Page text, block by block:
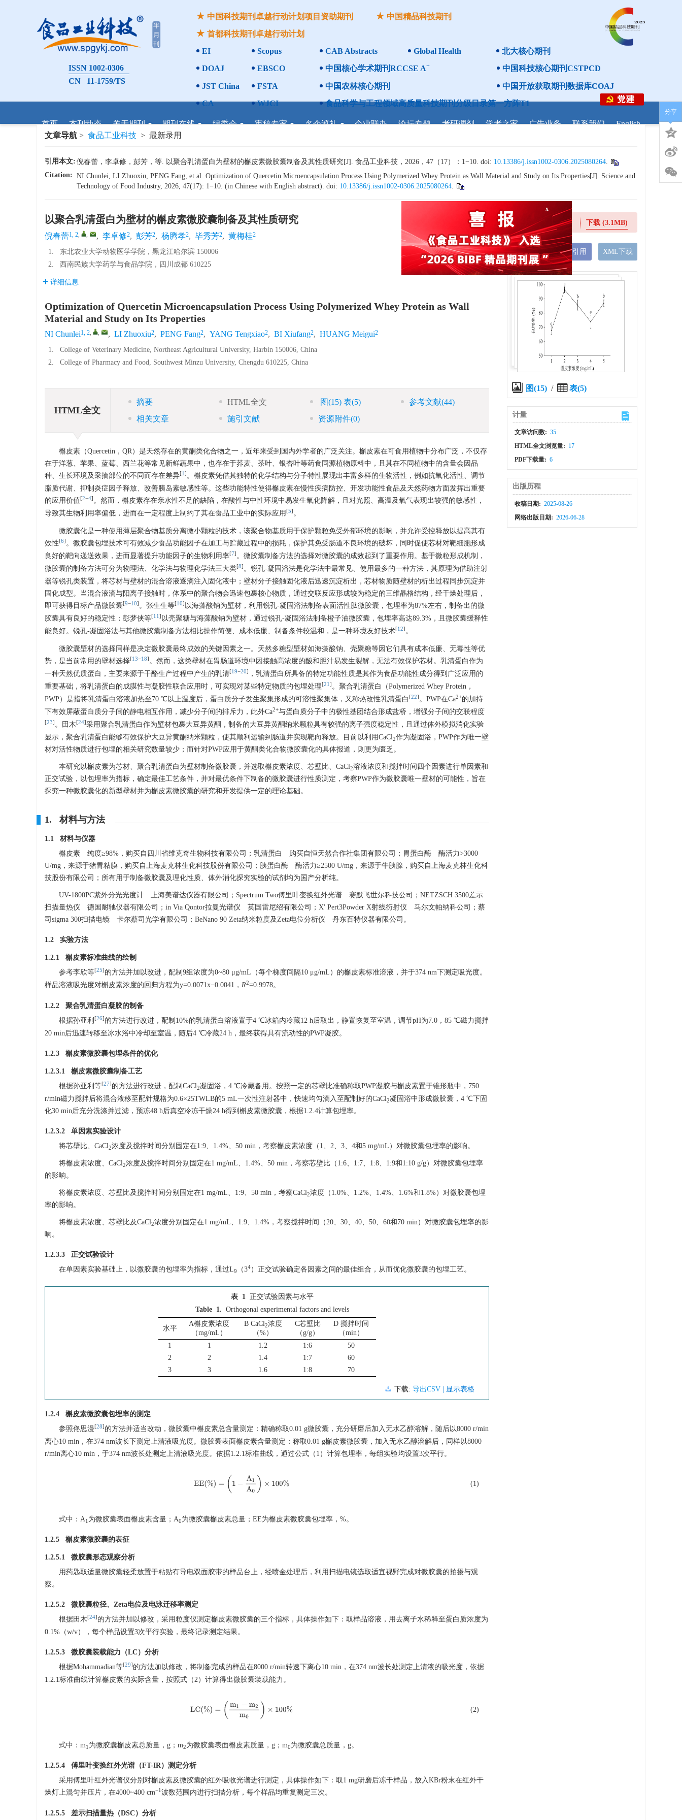
ISSN 1002-0306
CN 11-1759/TS
中国科技期刊卓越行动计划项目资助期刊
中国精品科技期刊
首都科技期刊卓越行动计划
EI
Scopus CAB Abstracts Global Health
北大核心期刊
DOAJ
EBSCO 中国核心学术期刊RCCSE A+ 中国科技核心期刊CSTPCD
JST China FSTA 中国农林核心期刊
中国开放获取期刊数据库COAJ
CA
WJCI 食品科学与工程领域高质量科技期刊分级目录第一方阵T1
首页 本刊动态 关于期刊 期刊在线 编委会 审稿专家 名企巡礼 企业联办 论坛专题 考研调剂 学者之家 广告业务 联系我们
English
文章导航 > 食品工业科技 > 最新录用
引用本文: 倪春蕾，李卓修，彭芳，等. 以聚合乳清蛋白为壁材的槲皮素微胶囊制备及其性质研究[J]. 食品工业科技，2026，47（17）：1−10. doi: 10.13386/j.issn1002-0306.2025080264.
Citation: NI Chunlei, LI Zhuoxiu, PENG Fang, et al. Optimization of Quercetin Microencapsulation Process Using Polymerized Whey Protein as Wall Material and Study on Its Properties[J]. Science and
Technology of Food Industry, 2026, 47(17): 1−10. (in Chinese with English abstract). doi: 10.13386/j.issn1002-0306.2025080264.
以聚合乳清蛋白为壁材的槲皮素微胶囊制备及其性质研究
倪春蕾1, 2, , , 李卓修2, 彭芳2, 杨腾孝2, 毕秀芳2, 黄梅桂2
1.
东北农业大学动物医学学院，黑龙江哈尔滨 150006
2.
西南民族大学药学与食品学院，四川成都 610225
详细信息
Optimization of Quercetin Microencapsulation Process Using Polymerized Whey Protein as Wall
Material and Study on Its Properties
NI Chunlei1, 2, , , LI Zhuoxiu2, PENG Fang2, YANG Tengxiao2, BI Xiufang2, HUANG Meigui2
1.
College of Veterinary Medicine, Northeast Agricultural University, Harbin 150006, China
2.
College of Pharmacy and Food, Southwest Minzu University, Chengdu 610225, China
HTML全文
摘要 HTML全文 图(15) 表(5) 参考文献(44)
相关文章
施引文献 资源附件(0)
槲皮素（Quercetin，QR）是天然存在的黄酮类化合物之一，近年来受到国内外学者的广泛关注。槲皮素在可食用植物中分布广泛，不仅存
在于洋葱、苹果、蓝莓、西兰花等常见新鲜蔬果中，也存在于荞麦、茶叶、银杏叶等药食同源植物原料中，且其在不同植物中的含量会因品
种、生长环境及采摘部位的不同而存在差异[1 ] 。槲皮素凭借其独特的化学结构与分子特性展现出丰富多样的生物活性，例如抗氧化活性、调节
脂质代谢、抑制炎症因子释放、改善胰岛素敏感性等。这些功能特性使得槲皮素在慢性疾病防控、开发功能性食品及天然药物方面发挥出重要
的应用价值[2−4] 。然而，槲皮素存在亲水性不足的缺陷，在酸性与中性环境中易发生氧化降解，且对光照、高温及氧气表现出较强的敏感性，
导致其生物利用率偏低，进而在一定程度上制约了其在食品工业中的实际应用 [5] 。
微胶囊化是一种使用薄层聚合物基质分离微小颗粒的技术，该聚合物基质用于保护颗粒免受外部环境的影响，并允许受控释放以提高其有
效性[6] 。微胶囊包埋技术可有效减少食品功能因子在加工与贮藏过程中的损耗，保护其免受肠道不良环境的破坏，同时促使芯材对靶细胞形成
良好的靶向递送效果，进而显著提升功能因子的生物利用率[7] 。微胶囊制备方法的选择对微胶囊的成效起到了重要作用。基于微粒形成机制，
微胶囊的制备方法可分为物理法、化学法与物理化学法三大类[8] 。锐孔-凝固浴法是化学法中最常见、使用最多的一种方法，其原理为借助注射
器等锐孔类装置，将芯材与壁材的混合溶液逐滴注入固化液中；壁材分子接触固化液后迅速沉淀析出，芯材物质随壁材的析出过程同步沉淀并
固化成型。当混合液滴与阳离子接触时，体系中的聚合物会迅速包裹核心物质，通过交联反应形成较为稳定的三维晶格结构，经干燥处理后，
即可获得目标产品微胶囊[9−10] 。张生生等[10] 以海藻酸钠为壁材，利用锐孔-凝固浴法制备表面活性肽微胶囊，包埋率为87%左右，制备出的微
胶囊具有良好的稳定性；彭梦侠等[11 ] 以壳聚糖与海藻酸钠为壁材，通过锐孔-凝固浴法制备橙子油微胶囊，包埋率高达89.3%，且微胶囊缓释性
能良好。锐孔-凝固浴法与其他微胶囊制备方法相比操作简便、成本低廉、制备条件较温和，是一种环境友好技术[12] 。
微胶囊壁材的选择同样是决定微胶囊最终成效的关键因素之一。天然多糖型壁材如海藻酸钠、壳聚糖等因它们具有成本低廉、无毒性等优
势，是当前常用的壁材选择[13−18] 。然而，这类壁材在胃肠道环境中因接触高浓度的酸和胆汁易发生裂解，无法有效保护芯材。乳清蛋白作为
一种天然优质蛋白，主要来源于干酪生产过程中产生的乳清[19−20]
，乳清蛋白所具备的特定功能性质是其作为食品功能性成分得到广泛应用的
重要基础，将乳清蛋白的成膜性与凝胶性联合应用时，可实现对某些特定物质的包埋处理[21 ] 。聚合乳清蛋白（Polymerized Whey Protein，
PWP）是指将乳清蛋白溶液加热至70 ℃以上温度后，蛋白质分子发生聚集形成的可溶性聚集体，又称热改性乳清蛋白 [22] 。PWP在Ca2+的加持
下有效屏蔽蛋白质分子间的静电相互作用，减少分子间的排斥力，此外Ca2+与蛋白质分子中的极性基团结合形成盐桥，增强分子间的交联程度
[23] 。田木[24]采用聚合乳清蛋白作为壁材包裹大豆异黄酮，制备的大豆异黄酮纳米颗粒具有较强的离子强度稳定性，且通过体外模拟消化实验
显示，聚合乳清蛋白能够有效保护大豆异黄酮纳米颗粒，使其顺利运输到肠道并实现靶向释放。目前以利用CaCl2作为凝固浴，PWP作为唯一壁
材对活性物质进行包埋的相关研究数量较少；而针对PWP应用于黄酮类化合物微胶囊化的具体报道，则更为匮乏。
本研究以槲皮素为芯材、聚合乳清蛋白为壁材制备微胶囊，并选取槲皮素浓度、芯壁比、CaCl2溶液浓度和搅拌时间四个因素进行单因素和
正交试验，以包埋率为指标，确定最佳工艺条件，并对最优条件下制备的微胶囊进行性质测定，考察PWP作为微胶囊唯一壁材的可能性，旨在
探究一种微胶囊化的新型壁材并为槲皮素微胶囊的研究和开发提供一定的理论基础。
1. 材料与方法
1.1 材料与仪器
槲皮素 纯度≥98%，购买自四川省维克奇生物科技有限公司；乳清蛋白 购买自恒天然合作社集团有限公司；胃蛋白酶 酶活力>3000
U/mg，来源于猪胃粘膜，购买自上海麦克林生化科技股份有限公司；胰蛋白酶 酶活力≥2500 U/mg，来源于牛胰腺，购买自上海麦克林生化科
技股份有限公司；所有用于制备微胶囊及理化性质、体外消化探究实验的试剂均为国产分析纯。
UV-1800PC紫外分光光度计 上海美谱达仪器有限公司；Spectrum Two傅里叶变换红外光谱 赛默飞世尔科技公司；NETZSCH 3500差示
扫描量热仪 德国耐驰仪器有限公司；in Via Qontor拉曼光谱仪 英国雷尼绍有限公司；X' Pert3Powder X射线衍射仪 马尔文帕纳科公司；蔡
司sigma 300扫描电镜 卡尔蔡司光学有限公司；BeNano 90 Zeta纳米粒度及Zeta电位分析仪 丹东百特仪器有限公司。
1.2 实验方法
1.2.1 槲皮素标准曲线的绘制
参考李欣等[25] 的方法并加以改进，配制9组浓度为0~80 μg/mL（每个梯度间隔10 μg/mL）的槲皮素标准溶液，并于374 nm下测定吸光度。
样品溶液吸光度对槲皮素浓度的回归方程为y=0.0071x−0.0041， R2=0.9978。
1.2.2 聚合乳清蛋白凝胶的制备
根据孙亚利 [26] 的方法进行改进，配制10%的乳清蛋白溶液置于4 ℃冰箱内冷藏12 h后取出，静置恢复至室温，调节pH为7.0，85 ℃磁力搅拌
20 min后迅速转移至冰水浴中冷却至室温，随后4 ℃冷藏24 h，最终获得具有流动性的PWP凝胶。
1.2.3 槲皮素微胶囊包埋条件的优化
1.2.3.1 槲皮素微胶囊制备工艺
根据孙亚利等[27] 的方法进行改进，配制CaCl2凝固浴，4 ℃冷藏备用。按照一定的芯壁比准确称取PWP凝胶与槲皮素置于锥形瓶中，750
r/min磁力搅拌后将混合液移至配针规格为0.6×25TWLB的5 mL一次性注射器中，快速均匀滴入至配制好的CaCl2凝固浴中形成微胶囊，4 ℃下固
化30 min后充分洗涤并过滤，预冻48 h后真空冷冻干燥24 h得到槲皮素微胶囊，根据1.2.4计算包埋率。
1.2.3.2 单因素实验设计
将芯壁比、CaCl2浓度及搅拌时间分别固定在1:9、1.4%、50 min，考察槲皮素浓度（1、2、3、4和5 mg/mL）对微胶囊包埋率的影响。
将槲皮素浓度、CaCl2浓度及搅拌时间分别固定在1 mg/mL、1.4%、50 min，考察芯壁比（1:6、1:7、1:8、1:9和1:10 g/g）对微胶囊包埋率
的影响。
将槲皮素浓度、芯壁比及搅拌时间分别固定在1 mg/mL、1:9、50 min，考察CaCl2浓度（1.0%、1.2%、1.4%、1.6%和1.8%）对微胶囊包埋
率的影响。
将槲皮素浓度、芯壁比及CaCl2浓度分别固定在1 mg/mL、1:9、1.4%，考察搅拌时间（20、30、40、50、60和70 min）对微胶囊包埋率的影
响。
1.2.3.3 正交试验设计
在单因素实验基础上，以微胶囊的包埋率为指标，通过L9 （34）正交试验确定各因素之间的最佳组合，从而优化微胶囊的包埋工艺。
表 1
正交试验因素与水平
Table 1. Orthogonal experimental factors and levels
水平
A槲皮素浓度
（mg/mL）
B CaCl2浓度
（%）
C芯壁比
（g/g）
D 搅拌时间
（min）
1
1 1.2 1:6
50
2
2 1.4 1:7
60
3
3 1.6 1:8 70
下载: 导出CSV | 显示表格
1.2.4 槲皮素微胶囊包埋率的测定
参照佟思漫[28] 的方法并适当改动，微胶囊中槲皮素总含量测定：精确称取0.01 g微胶囊，充分研磨后加入无水乙醇溶解，随后以8000 r/min
离心10 min，在374 nm波长下测定上清液吸光度。微胶囊表面槲皮素含量测定：称取0.01 g槲皮素微胶囊，加入无水乙醇溶解后，同样以8000
r/min离心10 min，于374 nm波长处测定上清液吸光度。依据1.2.1标准曲线，通过公式（1）计算包埋率，每组实验均设置3次平行。
EE( (1 1A0 )×
(1)
式中：A1 为微胶囊表面槲皮素含量；A0为微胶囊槲皮素总量；EE为槲皮素微胶囊包埋率，%。
1.2.5 槲皮素微胶囊的表征
1.2.5.1 微胶囊形态观察分析
用药匙取适量微胶囊轻柔放置于粘贴有导电双面胶带的样品台上，经喷金处理后，利用扫描电镜选取适宜视野完成对微胶囊的拍摄与观
察。
1.2.5.2 微胶囊粒径、Zeta电位及电泳迁移率测定
根据田木[24] 的方法并加以修改，采用粒度仪测定槲皮素微胶囊的三个指标，具体操作如下：取样品溶液，用去离子水稀释至蛋白质浓度为
0.1%（w/v），每个样品设置3次平行实验，最终记录测定结果。
1.2.5.3 微胶囊装载能力（LC）分析
根据Mohammadian等[29] 的方法加以修改，将制备完成的样品在8000 r/min转速下离心10 min，在374 nm波长处测定上清液的吸光度，依据
1.2.1标准曲线计算槲皮素的实际含量，按照式（2）计算得出微胶囊装载能力。
LC( =(m1− m2m0 )×
(2)
式中：m1 为微胶囊槲皮素总质量，g；m2为微胶囊表面槲皮素质量，g；m0为微胶囊总质量，g。
1.2.5.4 傅里叶变换红外光谱（FT-IR）测定分析
采用傅里叶红外光谱仪分别对槲皮素及微胶囊的红外吸收光谱进行测定，具体操作如下：取1 mg研磨后冻干样品，放入KBr粉末在红外干
燥灯上混匀并压片，在4000~400 cm−1 波数范围内进行扫描分析，每个样品均重复测定三次。
1.2.5.5 差示扫描量热（DSC）分析
智能预览 下载(3.1MB)
手机阅读 导出引用 XML下载
图(15) / 表(5)
计量
文章访问数: 35
HTML全文浏览量: 17
PDF下载量: 6
出版历程
收稿日期: 2025-08-26
网络出版日期: 2026-06-28
分享
x